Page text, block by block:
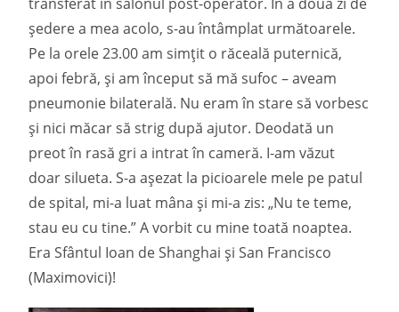
ședere a mea acolo, s-au întâmplat următoarele.
Pe la orele 23.00 am simțit o răceală puternică,
apoi febră, și am început să mă sufoc – aveam
pneumonie bilaterală. Nu eram în stare să vorbesc
și nici măcar să strig după ajutor. Deodată un
preot în rasă gri a intrat în cameră. I-am văzut
doar silueta. S-a așezat la picioarele mele pe patul
de spital, mi-a luat mâna și mi-a zis: „Nu te teme,
stau eu cu tine.” A vorbit cu mine toată noaptea.
Era Sfântul Ioan de Shanghai și San Francisco
(Maximovici)!